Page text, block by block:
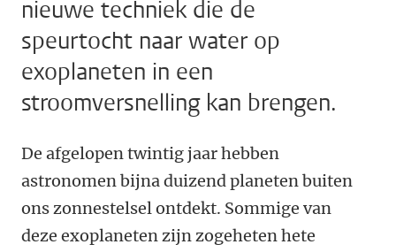
nieuwe techniek die de
speurtocht naar water op
exoplaneten in een
stroomversnelling kan brengen.
De afgelopen twintig jaar hebben
astronomen bijna duizend planeten buiten
ons zonnestelsel ontdekt. Sommige van
deze exoplaneten zijn zogeheten hete